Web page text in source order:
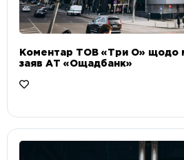
Коментар ТОВ «Три О» щодо
заяв АТ «Ощадбанк»